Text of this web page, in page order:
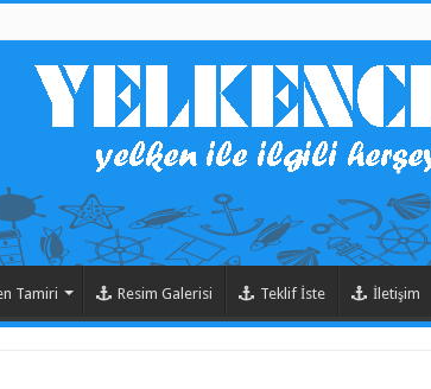
Tamiri Resim Galerisi Teklif İste İletişim